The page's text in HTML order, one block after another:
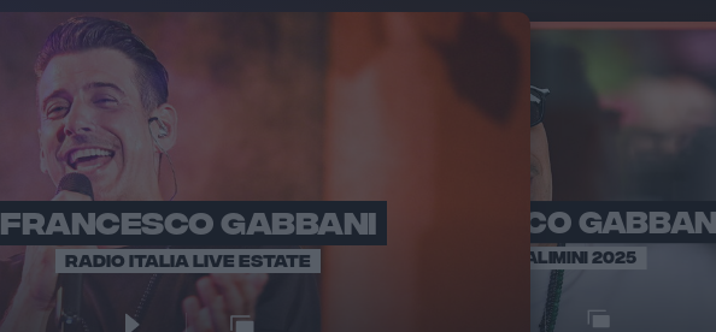
FRANCESCO GABBANI
RADIO ITALIA LIVE ESTATE
FRANCESCO
BRAVO ALIMINI 2025
RADIO ITALIA